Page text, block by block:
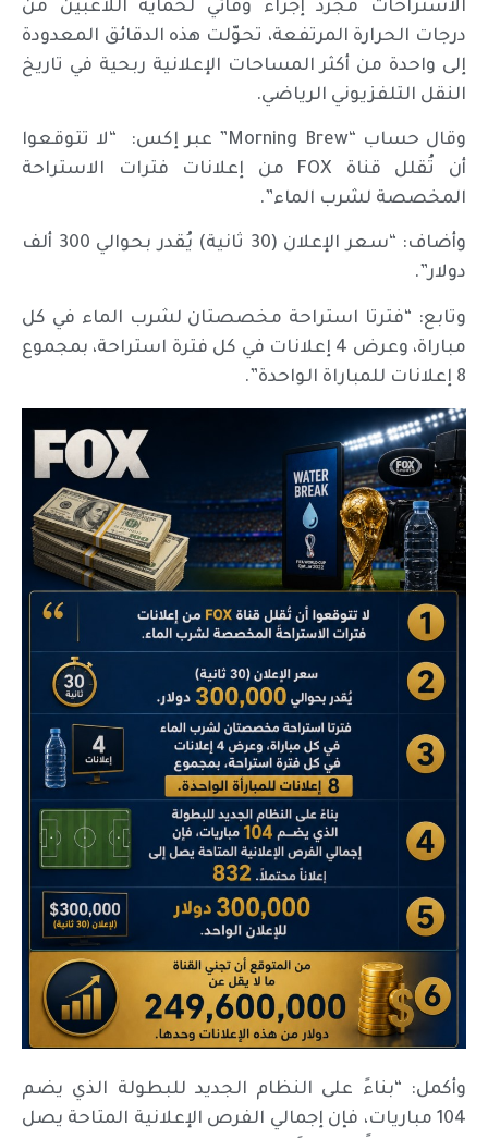
الاستراحات مجرد إجراء وقائي لحماية اللاعبين من
درجات الحرارة المرتفعة، تحوّلت هذه الدقائق المعدودة
إلى واحدة من أكثر المساحات الإعلانية ربحية في تاريخ
النقل التلفزيوني الرياضي.
وقال حساب “Morning Brew” عبر إكس: “لا تتوقعوا
أن تُقلل قناة FOX من إعلانات فترات الاستراحة
المخصصة لشرب الماء”.
وأضاف: “سعر الإعلان (30 ثانية) يُقدر بحوالي 300 ألف
دولار”.
وتابع: “فترتا استراحة مخصصتان لشرب الماء في كل
مباراة، وعرض 4 إعلانات في كل فترة استراحة، بمجموع
8 إعلانات للمباراة الواحدة”.
وأكمل: “بناءً على النظام الجديد للبطولة الذي يضم
104 مباريات، فإن إجمالي الفرص الإعلانية المتاحة يصل